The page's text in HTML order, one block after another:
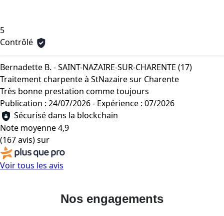
5
Contrôlé
Bernadette B. - SAINT-NAZAIRE-SUR-CHARENTE (17)
Traitement charpente à StNazaire sur Charente
Très bonne prestation comme toujours
Publication : 24/07/2026- Expérience : 07/2026
Sécurisé dans la blockchain
Note moyenne4,9
(167 avis)sur
Voir tous les avis
Nos engagements